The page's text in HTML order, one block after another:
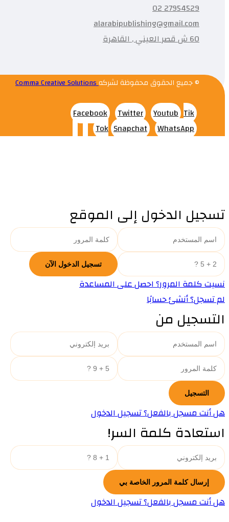
27954529 02
alarabipublishing@gmail.com
60 ش قصر العيني , القاهرة
© جميع الحقوق محفوظة لشركهComma Creative Solutions
Facebook Twitter Youtub Tik
Tok Snapchat WhatsApp
تسجيل الدخول إلى الموقع
نسيت كلمة المرور؟ احصل على المساعدة
لم تسجل؟ أنشئ حسابًا
التسجيل من
هل أنت مسجل بالفعل؟ تسجيل الدخول
استعادة كلمة السر!
هل أنت مسجل بالفعل؟ تسجيل الدخول